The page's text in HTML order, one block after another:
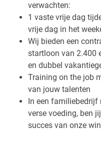
verwachten:
1 vaste vrije dag
vrije dag in het
Wij bieden een
startloon van 2.400
en dubbel
Training on the job
van jouw talenten
In een familiebedrijf
verse voeding, ben
succes van onze